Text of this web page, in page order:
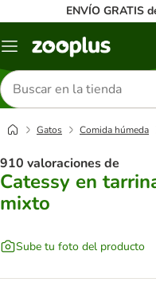
ENVÍO GRATIS
Menú
Buscar
productos
Gatos Comida húmeda
910 valoraciones de
Catessy en
mixto
Sube tu foto del producto